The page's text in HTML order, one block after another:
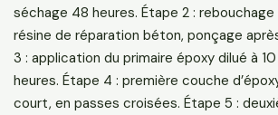
séchage 48 heures. Étape 2 :
résine de réparation béton, ponçage
3 : application du primaire époxy dilué à 10
heures. Étape 4 : première couche
court, en passes croisées. Étape 5 :